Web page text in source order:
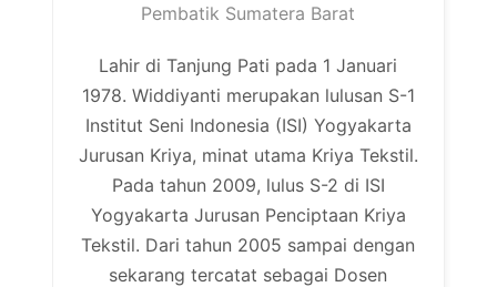
Pembatik Sumatera Barat
Lahir di Tanjung Pati pada 1 Januari
1978. Widdiyanti merupakan lulusan S-1
Institut Seni Indonesia (ISI) Yogyakarta
Jurusan Kriya, minat utama Kriya Tekstil.
Pada tahun 2009, lulus S-2 di ISI
Yogyakarta Jurusan Penciptaan Kriya
Tekstil. Dari tahun 2005 sampai dengan
sekarang tercatat sebagai Dosen